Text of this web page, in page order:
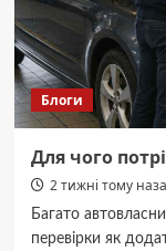
Блоги
Для чого
2 тижні тому
Багато
перевірки як